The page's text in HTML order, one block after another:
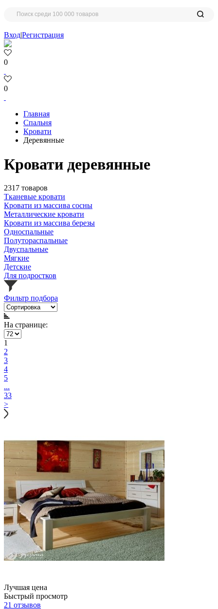
Вход|Регистрация
0
0
Главная
Спальня
Кровати
Деревянные
Кровати деревянные
2317 товаров
Тканевые кровати
Кровати из массива сосны
Металлические кровати
Кровати из массива березы
Односпальные
Полутораспальные
Двуспальные
Мягкие
Детские
Для подростков
Фильтр подбора
На странице:
1
2
3
4
5
...
33
>
Лучшая цена
Быстрый просмотр
21 отзывов